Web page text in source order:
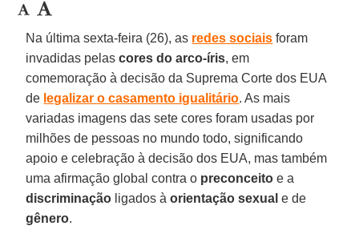
Na última sexta-feira (26), as redes sociais foram
invadidas pelascores do arco-íris, em
comemoração à decisão da Suprema Corte dos EUA
de legalizar o casamento igualitário. As mais
variadas imagens das sete cores foram usadas por
milhões de pessoas no mundo todo, significando
apoio e celebração à decisão dos EUA, mas também
uma afirmação global contra o preconceito e a
discriminação ligados àorientação sexual e de
gênero.